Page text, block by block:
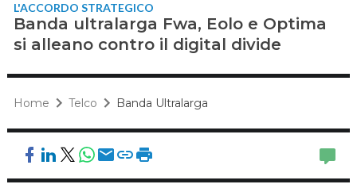
L'ACCORDO STRATEGICO
Banda ultralarga Fwa, Eolo e Optima
si alleano contro il digital divide
Home Telco Banda Ultralarga